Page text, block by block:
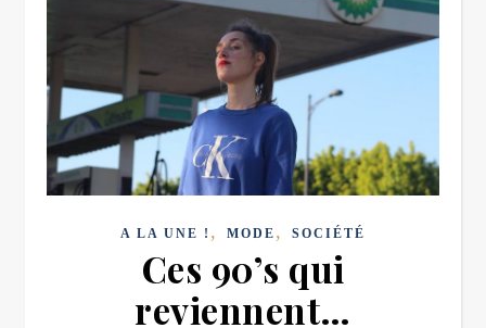
A LA UNE ! , MODE , SOCIÉTÉ
Ces 90’s qui
reviennent…